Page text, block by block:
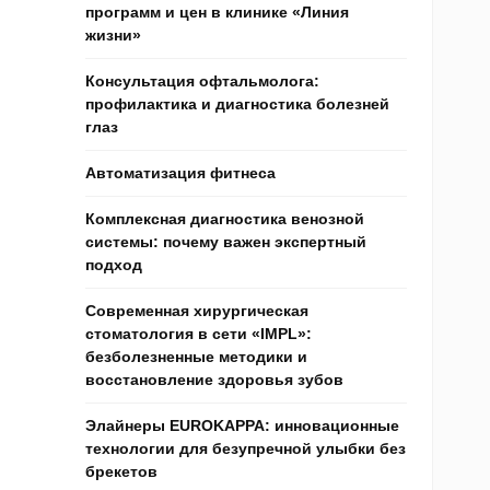
программ и цен в клинике «Линия
жизни»
Консультация офтальмолога:
профилактика и диагностика болезней
глаз
Автоматизация фитнеса
Комплексная диагностика венозной
системы: почему важен экспертный
подход
Современная хирургическая
стоматология в сети «IMPL»:
безболезненные методики и
восстановление здоровья зубов
Элайнеры EUROKAPPA: инновационные
технологии для безупречной улыбки без
брекетов